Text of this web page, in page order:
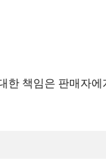
한 책임은 판매자에